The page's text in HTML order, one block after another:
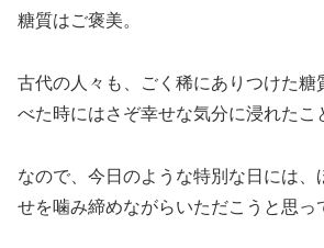
糖質はご褒美。
古代の人々も、ごく稀にありつけた糖
べた時にはさぞ幸せな気分に浸れたこ
なので、今日のような特別な日には、
せを噛み締めながらいただこうと思っ